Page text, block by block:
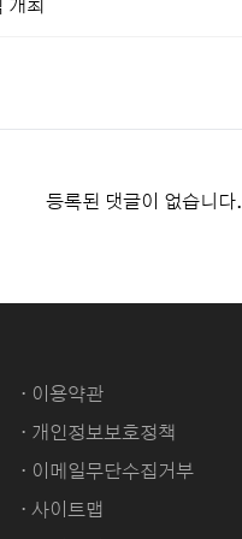
개최
등록된 댓글이 없습니다.
· 이용약관
· 개인정보보호정책
· 이메일무단수집거부
· 사이트맵